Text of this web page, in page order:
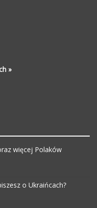
»
więcej Polaków
o Ukraińcach?